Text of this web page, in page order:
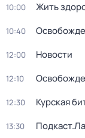
10:00 Жить
10:40
12:00 Новости
12:10
12:30 Курская
13:30